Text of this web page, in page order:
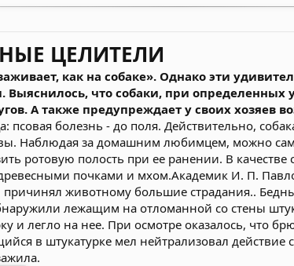
ЦЕЛИТЕЛИ
как на собаке». Однако эти
Выяснилось, что собаки, при
А также предупреждает у своих хозяев
псовая болезнь - до поля. Действительно,
Наблюдая за домашним любимцем, можно
ротовую полость при ее ранении. В
почками и мхом.Академик И. П.
животному большие страдания..
лежащим на отломанной со стены
и легло на нее. При осмотре оказалось, что
в штукатурке мел нейтрализовал